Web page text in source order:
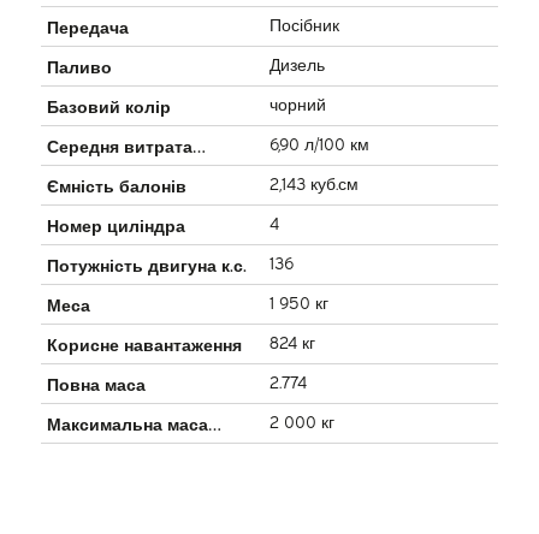
Передача
Посібник
Паливо
Дизель
Базовий колір
чорний
Середня витрата
пального
6,90 л/100 км
Ємність балонів
2,143 куб.см
Номер циліндра
4
Потужність двигуна к.с.
136
Меса
1 950 кг
Корисне навантаження
824 кг
Повна маса
2.774
Максимальна маса
2 000 кг